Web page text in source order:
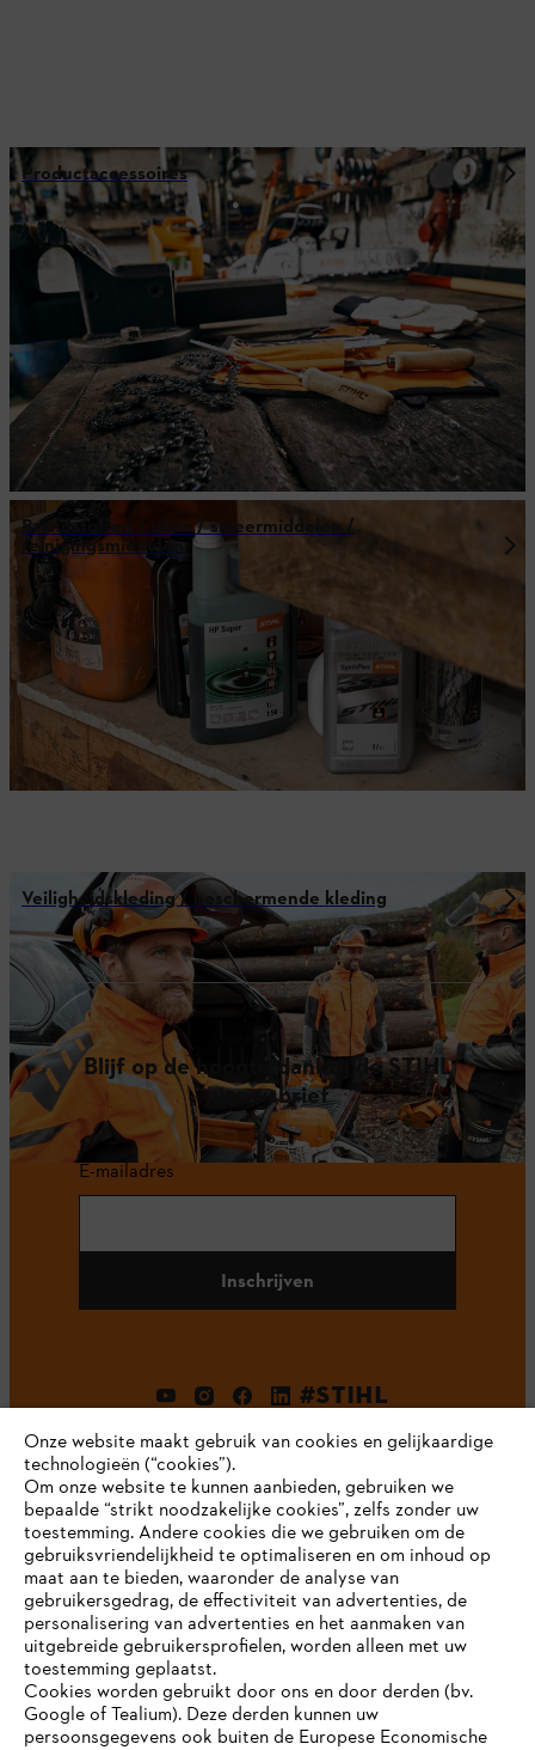
Productaccessoires
Brandstoffen / oliën / smeermiddelen /
reinigingsmiddelen
Veiligheidskleding / beschermende kleding
Blijf op de hoogte dankzij de STIHL
nieuwsbrief
E-mailadres
Inschrijven
#STIHL
Bedrijf
STIHL FAQ
Onze website maakt gebruik van cookies en gelijkaardige
technologieën (“cookies”).
Om onze website te kunnen aanbieden, gebruiken we
bepaalde “strikt noodzakelijke cookies”, zelfs zonder uw
toestemming. Andere cookies die we gebruiken om de
gebruiksvriendelijkheid te optimaliseren en om inhoud op
maat aan te bieden, waaronder de analyse van
gebruikersgedrag, de effectiviteit van advertenties, de
personalisering van advertenties en het aanmaken van
uitgebreide gebruikersprofielen, worden alleen met uw
toestemming geplaatst.
Cookies worden gebruikt door ons en door derden (bv.
Google of Tealium). Deze derden kunnen uw
persoonsgegevens ook buiten de Europese Economische